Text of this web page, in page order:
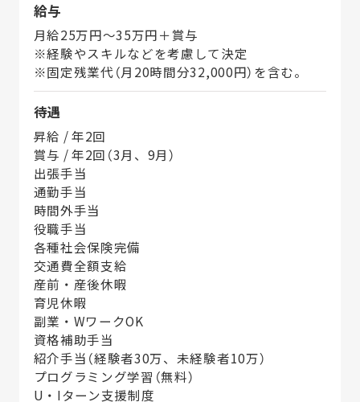
給与
月給25万円〜35万円＋賞与
※経験やスキルなどを考慮して決定
※固定残業代（月20時間分32,000円）を含む。
待遇
昇給 / 年2回
賞与 / 年2回（3月、9月）
出張手当
通勤手当
時間外手当
役職手当
各種社会保険完備
交通費全額支給
産前・産後休暇
育児休暇
副業・WワークOK
資格補助手当
紹介手当（経験者30万、未経験者10万）
プログラミング学習（無料）
U・Iターン支援制度